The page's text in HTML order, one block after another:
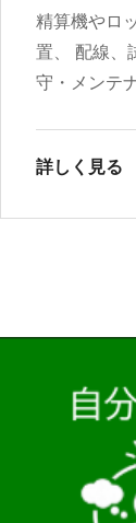
精算機やロ
置、 配線、
守・メンテ
詳しく見る